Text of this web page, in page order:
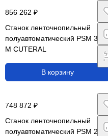
856 262 ₽
Станок ленточнопильный
полуавтоматический PSM 300
M CUTERAL
В корзину
748 872 ₽
Станок ленточнопильный
полуавтоматический PSM 280